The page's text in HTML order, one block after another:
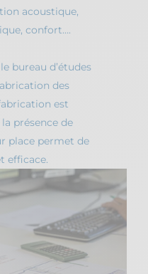
acoustique,
confort….
bureau d’études
des
est
présence de
place permet de
efficace.